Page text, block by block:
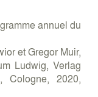
annuel du
et Gregor Muir,
Ludwig, Verlag
Cologne, 2020,